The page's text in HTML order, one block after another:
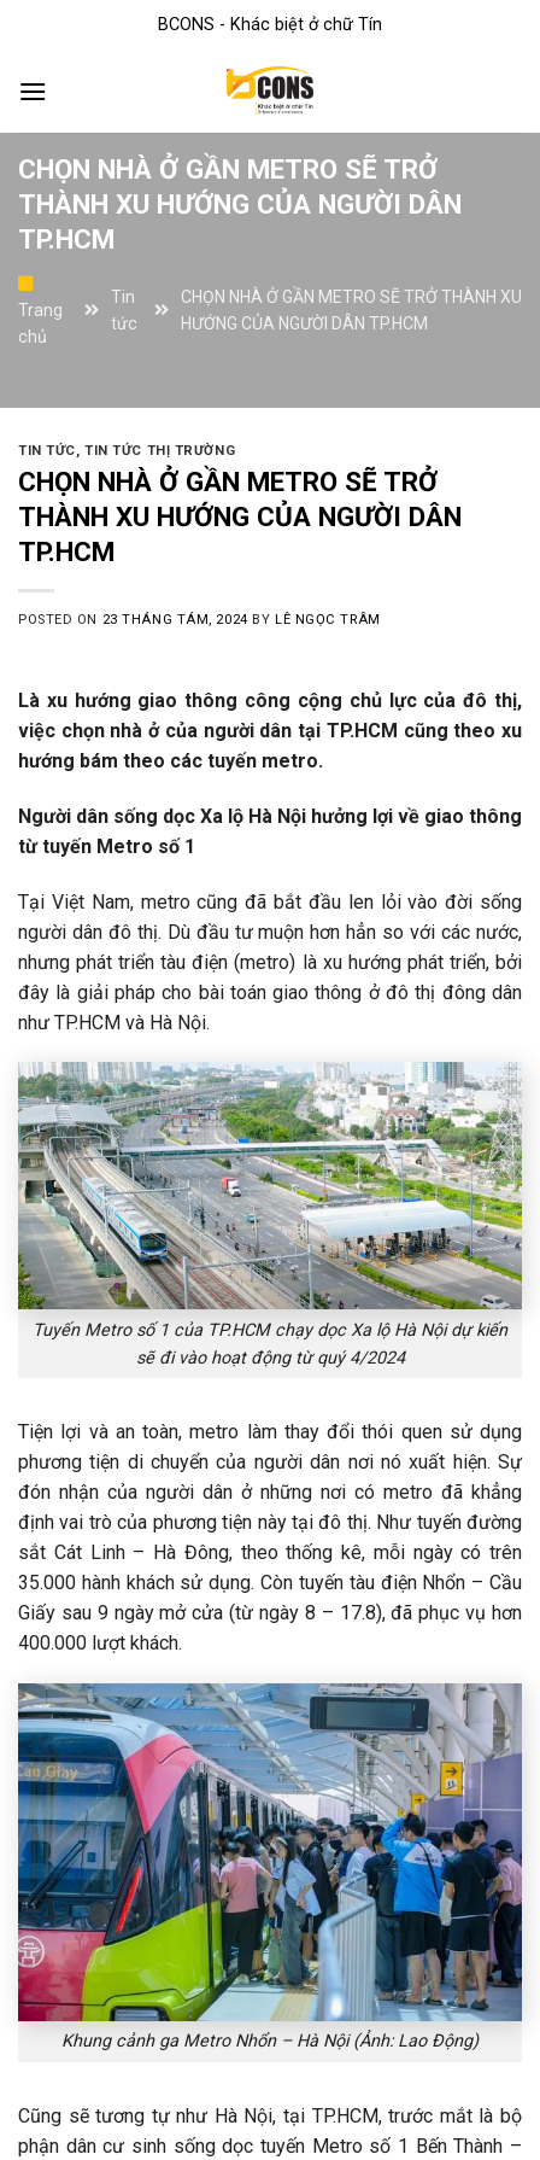
BCONS - Khác biệt ở chữ Tín
CHỌN NHÀ Ở GẦN METRO SẼ TRỞ
THÀNH XU HƯỚNG CỦA NGƯỜI DÂN
TP.HCM
Trang
chủ
Tin
tức
CHỌN NHÀ Ở GẦN METRO SẼ TRỞ THÀNH XU
HƯỚNG CỦA NGƯỜI DÂN TP.HCM
TIN TỨC,TIN TỨC THỊ TRƯỜNG
CHỌN NHÀ Ở GẦN METRO SẼ TRỞ
THÀNH XU HƯỚNG CỦA NGƯỜI DÂN
TP.HCM
POSTED ON 23 THÁNG TÁM, 2024 BY LÊ NGỌC TRÂM
Là xu hướng giao thông công cộng chủ lực của đô thị,
việc chọn nhà ở của người dân tại TP.HCM cũng theo xu
hướng bám theo các tuyến metro.
Người dân sống dọc Xa lộ Hà Nội hưởng lợi về giao thông
từ tuyến Metro số 1
Tại Việt Nam, metro cũng đã bắt đầu len lỏi vào đời sống
người dân đô thị. Dù đầu tư muộn hơn hẳn so với các nước,
nhưng phát triển tàu điện (metro) là xu hướng phát triển, bởi
đây là giải pháp cho bài toán giao thông ở đô thị đông dân
như TP.HCM và Hà Nội.
Tuyến Metro số 1 của TP.HCM chạy dọc Xa lộ Hà Nội dự kiến
sẽ đi vào hoạt động từ quý 4/2024
Tiện lợi và an toàn, metro làm thay đổi thói quen sử dụng
phương tiện di chuyển của người dân nơi nó xuất hiện. Sự
đón nhận của người dân ở những nơi có metro đã khẳng
định vai trò của phương tiện này tại đô thị. Như tuyến đường
sắt Cát Linh – Hà Đông, theo thống kê, mỗi ngày có trên
35.000 hành khách sử dụng. Còn tuyến tàu điện Nhổn – Cầu
Giấy sau 9 ngày mở cửa (từ ngày 8 – 17.8), đã phục vụ hơn
400.000 lượt khách.
Khung cảnh ga Metro Nhổn – Hà Nội (Ảnh: Lao Động)
Cũng sẽ tương tự như Hà Nội, tại TP.HCM, trước mắt là bộ
phận dân cư sinh sống dọc tuyến Metro số 1 Bến Thành –